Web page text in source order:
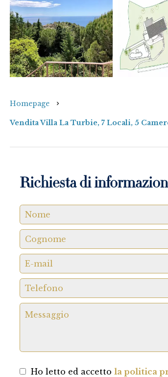
Homepage
Vendita Villa La Turbie, 7 Locali, 5
Richiesta di
Ho letto ed accetto la politica